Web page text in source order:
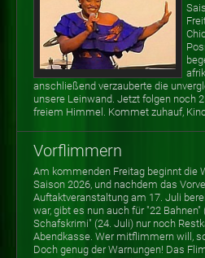
anschließend verzauberte die
unsere Leinwand. Jetzt folgen noch
freiem Himmel. Kommet zuhauf,
Vorflimmern
Am kommenden Freitag beginnt die
Saison 2026, und nachdem das
Auftaktveranstaltung am 17. Juli
war, gibt es nun auch für "22
Schafskrimi" (24. Juli) nur noch
Abendkasse. Wer mitflimmern will,
Doch genug der Warnungen! Das